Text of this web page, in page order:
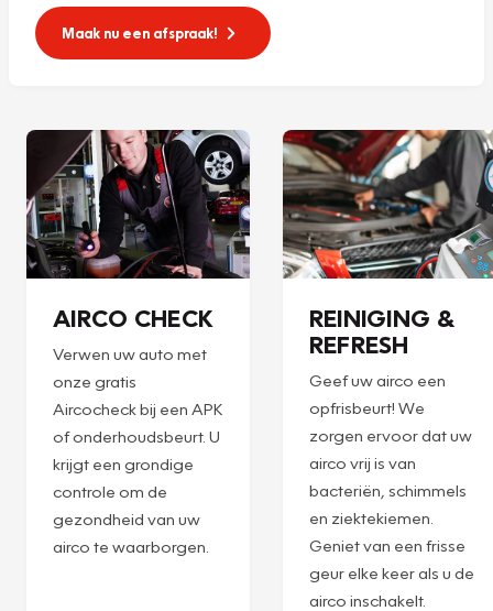
Maak nu een afspraak!
AIRCO CHECK
Verwen uw auto met
onze gratis
Aircocheck bij een APK
of onderhoudsbeurt. U
krijgt een grondige
controle om de
gezondheid van uw
airco te waarborgen.
REINIGING &
REFRESH
Geef uw airco een
opfrisbeurt! We
zorgen ervoor dat uw
airco vrij is van
bacteriën, schimmels
en ziektekiemen.
Geniet van een frisse
geur elke keer als u de
airco inschakelt.